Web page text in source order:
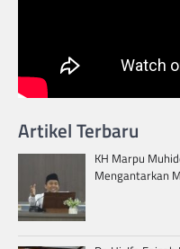
Artikel Terbaru
KH Marpu
Mengantarkan